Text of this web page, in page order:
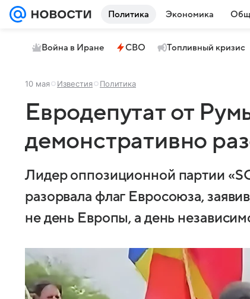
Политика Экономика
Война в Иране СВО Топливный кризис
10 мая Известия Политика
Евродепутат от
демонстративно
Лидер оппозиционной партии
разорвала флаг Евросоюза,
не день Европы, а день